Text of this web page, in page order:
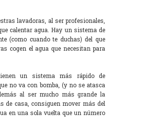
lavadoras, al ser profesionales,
calentar agua. Hay un sistema de
(como cuando te duchas) del que
cogen el agua que necesitan para
un sistema más rápido de
no va con bomba, (y no se atasca
al ser mucho más grande la
de casa, consiguen mover más del
en una sola vuelta que un número